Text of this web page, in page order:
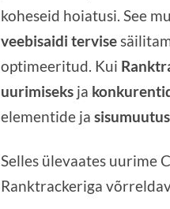
koheseid hoiatusi. See
veebisaidi tervise
optimeeritud. Kui
uurimiseks ja
elementide ja
Selles ülevaates uurime
Ranktrackeriga